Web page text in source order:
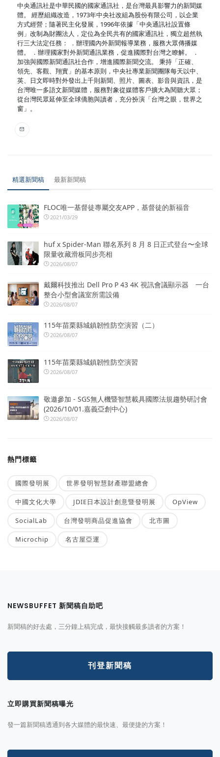
中央通訊社是中華民國的國家通訊社，是台灣最具影響力的新聞媒
體。 經歷組織改造，1973年中央社改組為股份有限公司，以企業
方式經營；隨著民主化發展，1996年依據「中央通訊社設置條
例」改制為財團法人，定位為全民共有的國家通訊社，獨立超然執
行三大法定任務： ．辦理國內外新聞報導業務，服務大眾傳播媒
體。 ．辦理國家對外新聞通訊業務，促進國際對台灣之瞭解。 ．
加強與國際新聞通訊社合作，增進國際新聞交流。 秉持「正確、
領先、客觀、翔實」的基本原則，中央社專業新聞團隊每天以中、
英、日文即時對外發出上千則新聞、照片、圖表、影音與資訊，是
台灣唯一多語文新聞媒體，服務對象從媒體客戶擴大為閱聽大眾；
從台灣民眾延伸至全球僑胞與讀者，充分扮演「台灣之眼，世界之
窗」。
精選新聞稿 最新新聞稿
FLOC唯一基督徒專屬交友APP，基督徒的新福音
2021/03/29
huf x Spider-Man 聯名系列 8 月 8 日正式登台〜全球
限量收藏滑板同步亮相
2026/08/07
戴爾科技推出 Dell Pro P 43 4K 視訊會議顯示器 一台
整合小型會議室所需設備
2026/08/07
115年苗栗縣城鎮韌性防空演習（二）
2026/08/07
115年苗栗縣城鎮韌性防空演習
2026/08/07
敬邀參加 - SGS無人機暨智慧載具國際法規趨勢研討會
(2026/10/01.嘉義亞創中心)
2026/08/07
熱門標籤
國際發明展 世界發明智慧財產聯盟總會
中國文化大學 JDIE日本設計創意暨發明展 OpView
SocialLab 台灣發明商品促進協會 北市圖
Microchip 名古屋亞運
NEWSBUFFET 新聞稿自助吧
新聞稿的好去處，三分鐘上稿完成，最快接觸最多讀者的方案！
刊登新聞稿
立即購買新聞稿曝光
發一篇新聞稿透通到各大媒體的最快速、最便捷的方案！